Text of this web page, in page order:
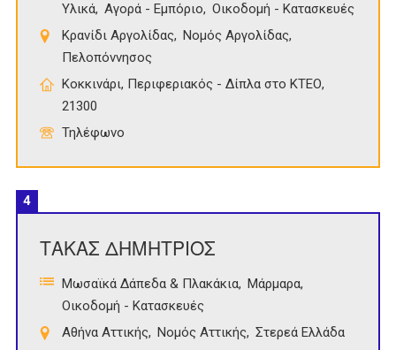
Υλικά Αγορά - Εμπόριο
Οικοδομή - Κατασκευές
Κρανίδι Αργολίδας
Νομός Αργολίδας
Πελοπόννησος
Κοκκινάρι, Περιφεριακός - Δίπλα στο ΚΤΕΟ,
21300
Τηλέφωνο
4
ΤΑΚΑΣ ΔΗΜΗΤΡΙΟΣ
Μωσαϊκά Δάπεδα & Πλακάκια
Μάρμαρα
Οικοδομή - Κατασκευές
Αθήνα Αττικής
Νομός Αττικής
Στερεά Ελλάδα